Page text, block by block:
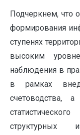
Подчеркнем, что
формирования
ступенях
высоким
наблюдения в
в рамках
счетоводства,
структурных